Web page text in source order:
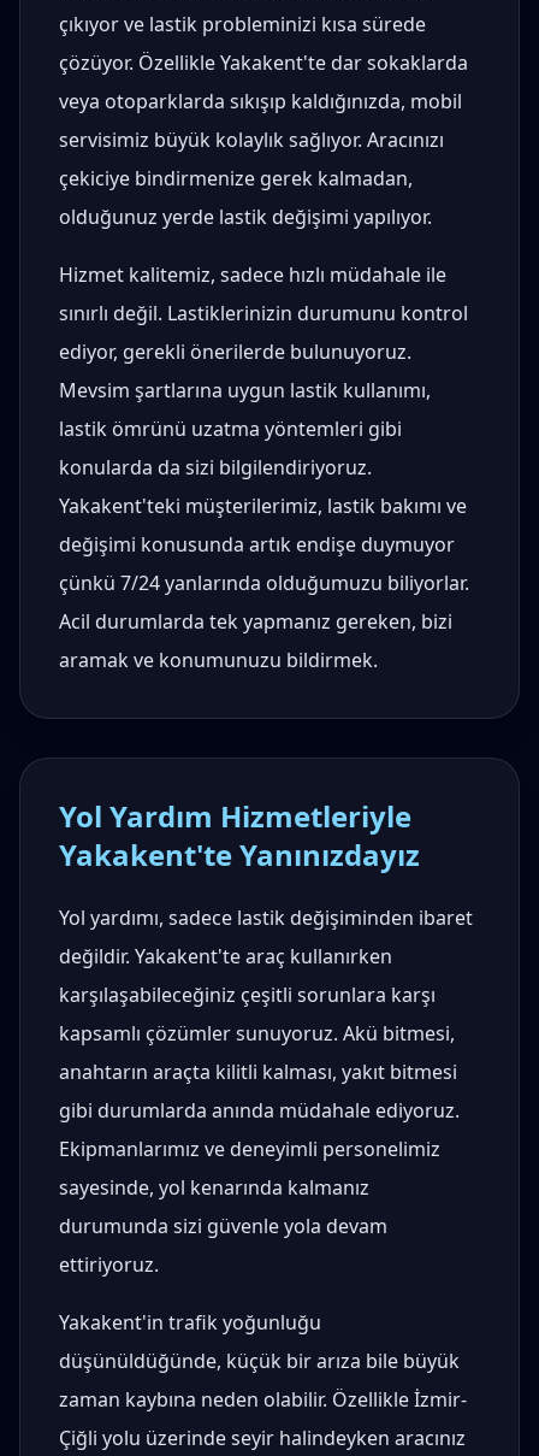
çıkıyor ve lastik probleminizi kısa sürede
çözüyor. Özellikle Yakakent'te dar sokaklarda
veya otoparklarda sıkışıp kaldığınızda, mobil
servisimiz büyük kolaylık sağlıyor. Aracınızı
çekiciye bindirmenize gerek kalmadan,
olduğunuz yerde lastik değişimi yapılıyor.
Hizmet kalitemiz, sadece hızlı müdahale ile
sınırlı değil. Lastiklerinizin durumunu kontrol
ediyor, gerekli önerilerde bulunuyoruz.
Mevsim şartlarına uygun lastik kullanımı,
lastik ömrünü uzatma yöntemleri gibi
konularda da sizi bilgilendiriyoruz.
Yakakent'teki müşterilerimiz, lastik bakımı ve
değişimi konusunda artık endişe duymuyor
çünkü 7/24 yanlarında olduğumuzu biliyorlar.
Acil durumlarda tek yapmanız gereken, bizi
aramak ve konumunuzu bildirmek.
Yol Yardım Hizmetleriyle
Yakakent'te Yanınızdayız
Yol yardımı, sadece lastik değişiminden ibaret
değildir. Yakakent'te araç kullanırken
karşılaşabileceğiniz çeşitli sorunlara karşı
kapsamlı çözümler sunuyoruz. Akü bitmesi,
anahtarın araçta kilitli kalması, yakıt bitmesi
gibi durumlarda anında müdahale ediyoruz.
Ekipmanlarımız ve deneyimli personelimiz
sayesinde, yol kenarında kalmanız
durumunda sizi güvenle yola devam
ettiriyoruz.
Yakakent'in trafik yoğunluğu
düşünüldüğünde, küçük bir arıza bile büyük
zaman kaybına neden olabilir. Özellikle İzmir-
Çiğli yolu üzerinde seyir halindeyken aracınız